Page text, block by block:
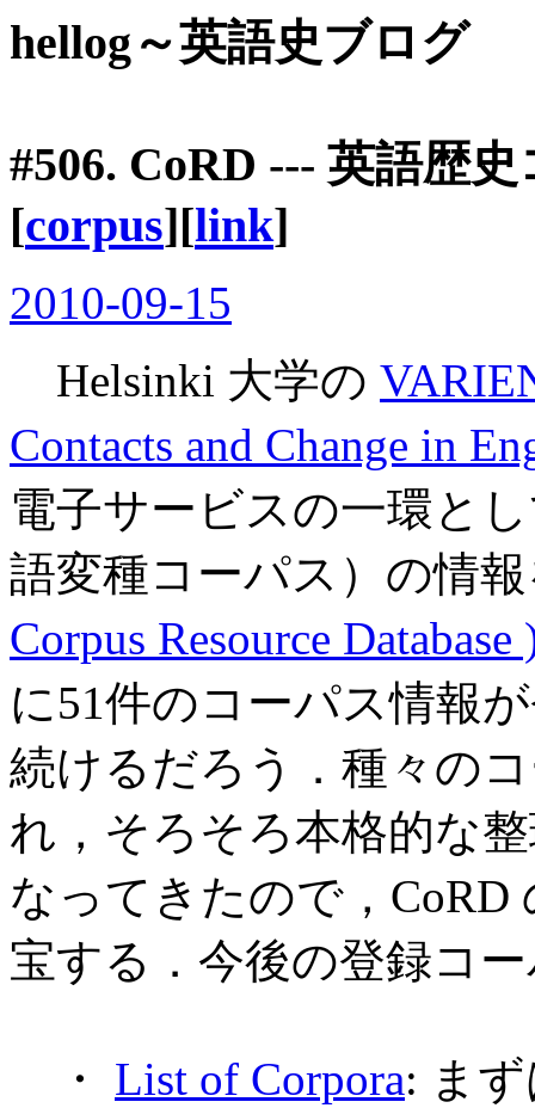
hellog～英語史ブログ
#506. CoRD --- 英語歴
[corpus][link]
2010-09-15
Helsinki 大学の
Contacts and Change in
電子サービスの一環と
語変種コーパス）の情
Corpus Resource Database
に51件のコーパス情報
続けるだろう．種々の
れ，そろそろ本格的な
なってきたので，
宝する．今後の登録コ
・ List of Corpora: ま